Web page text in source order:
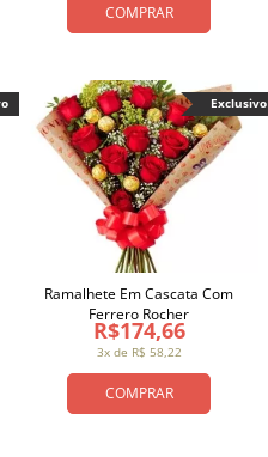
COMPRAR
COMPRAR
3x de R$ 58,22
R$174,66
Ramalhete Em Cascata Com
Ferrero Rocher
Exclusivo